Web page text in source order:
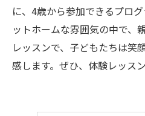
に、4歳から参加できるプロ
ットホームな雰囲気の中で、
レッスンで、子どもたちは笑
感します。ぜひ、体験レッス